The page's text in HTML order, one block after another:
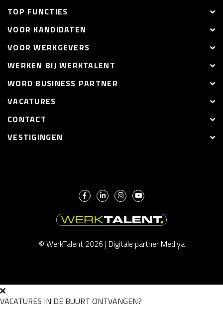
TOP FUNCTIES
VOOR KANDIDATEN
VOOR WERKGEVERS
WERKEN BIJ WERKTALENT
WORD BUSINESS PARTNER
VACATURES
CONTACT
VESTIGINGEN
© WerkTalent 2026 | Digitale partner Mediya
VACATURES IN DE BUURT ONTVANGEN?